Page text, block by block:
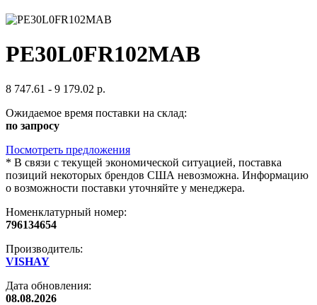
PE30L0FR102MAB
8 747.61 - 9 179.02 р.
Ожидаемое время поставки на склад:
по запросу
Посмотреть предложения
* В связи с текущей экономической ситуацией, поставка
позиций некоторых брендов США невозможна. Информацию
о возможности поставки уточняйте у менеджера.
Номенклатурный номер:
796134654
Производитель:
VISHAY
Дата обновления:
08.08.2026